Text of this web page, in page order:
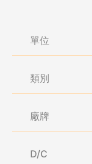
單位
類別
廠牌
D/C